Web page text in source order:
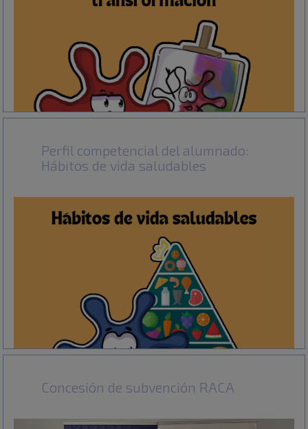
Perfil competencial del alumnado:
Hábitos de vida saludables
Concesión de subvención RACA